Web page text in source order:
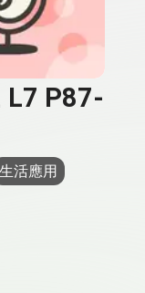
L7 P87-
生活應用